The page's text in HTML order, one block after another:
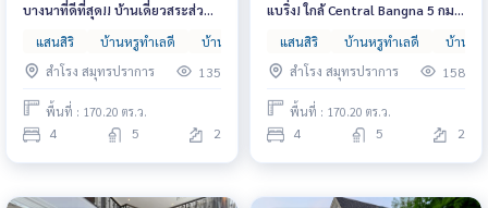
บางนาที่ดีที่สุด!! บ้านเดี่ยวสระส่วน
ตัว + เรือนรับรอง บนที่ดิน 170
ตร.วา หลังสุดท้าย ราคาเพียง 39.9
ล้าน‼️ 📞 093-1681685 | 065-
4496399 | 💚 LINE: @wsrcondo
แสนสิริ บ้านหรูทำเลดี บ้านหรูหลังใหญ่
บ้านเดี่ยว
สำโรง สมุทรปราการ
135
พื้นที่ : 170.20 ตร.ว.
4 5 2
แบริ่ง! ใกล้ Central Bangna 5 กม.
ราคาเพียง 39.9 ล้าน🔥 📞 093-
1681685 | 065-4496399 | 💚 LINE:
@wsrcondo681685 | 065-
4496399 | 💚 LINE: @wsrcondo
แสนสิริ บ้านหรูทำเลดี
บ้านห
สำโรง สมุทรปราการ
158
พื้นที่ : 170.20 ตร.ว.
4 5 2